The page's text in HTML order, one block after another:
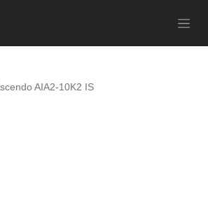
Ascendo AIA2-10K2 IS